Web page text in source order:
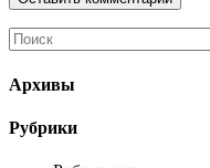
Архивы
Рубрики